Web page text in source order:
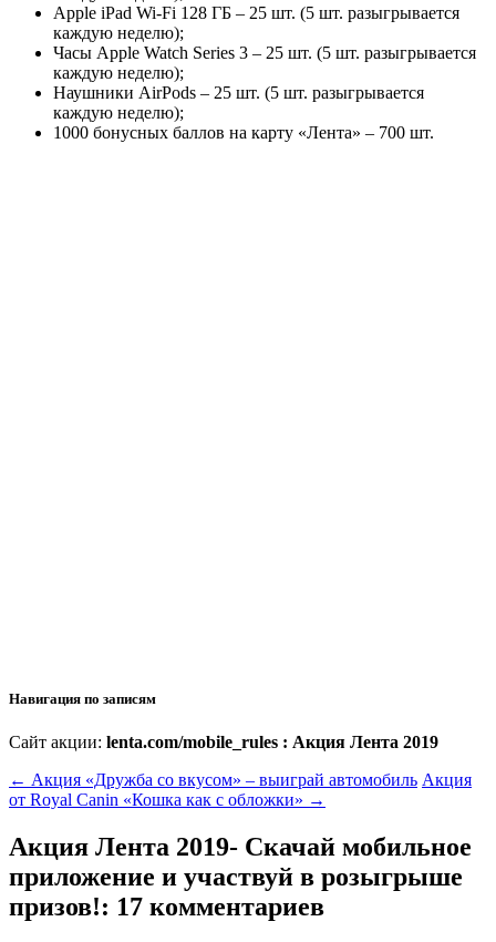
Apple iPad Wi-Fi 128 ГБ – 25 шт. (5 шт. разыгрывается
каждую неделю);
Часы Apple Watch Series 3 – 25 шт. (5 шт. разыгрывается
каждую неделю);
Наушники AirPods – 25 шт. (5 шт. разыгрывается
каждую неделю);
1000 бонусных баллов на карту «Лента» – 700 шт.
Навигация по записям
Сайт акции: lenta.com/mobile_rules : Акция Лента 2019
← Акция «Дружба со вкусом» – выиграй автомобиль Акция
от Royal Canin «Кошка как с обложки» →
Акция Лента 2019- Скачай мобильное
приложение и участвуй в розыгрыше
призов!: 17 комментариев